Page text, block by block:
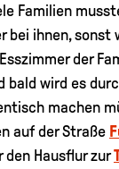
Familien
ihnen, sonst
der
wird es
machen
auf der Straße
den Hausflur zur